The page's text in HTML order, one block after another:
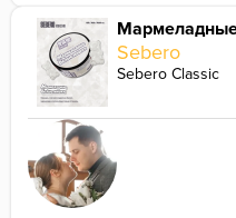
Sebero
Sebero Classic